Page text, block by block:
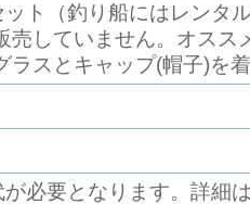
ト（釣り船にはレンタ
売していません。オス
ラスとキャップ(帽子)を
が必要となります。詳細